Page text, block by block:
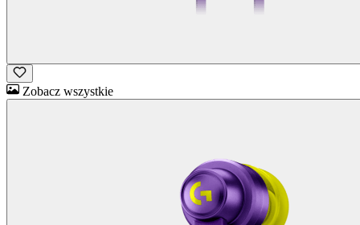
Zobacz wszystkie